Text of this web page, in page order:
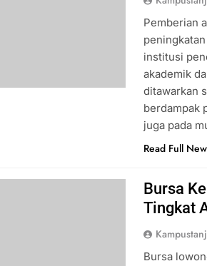
Pemberian
institusi
akademik
ditawarkan
berdampak
juga pada
Read Full
Bursa
Tingkat
Bursa